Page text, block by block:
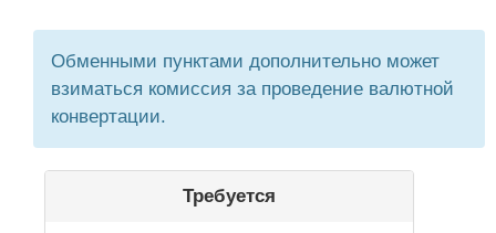
Обменными пунктами дополнительно может
взиматься комиссия за проведение валютной
конвертации.
Требуется